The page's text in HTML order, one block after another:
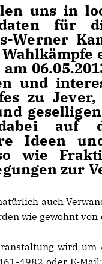
uns in
für
Werner
und
zu
auf
Ideen
wie
zur
auch
wie gewohnt
wird um
4982 oder E-Mail: